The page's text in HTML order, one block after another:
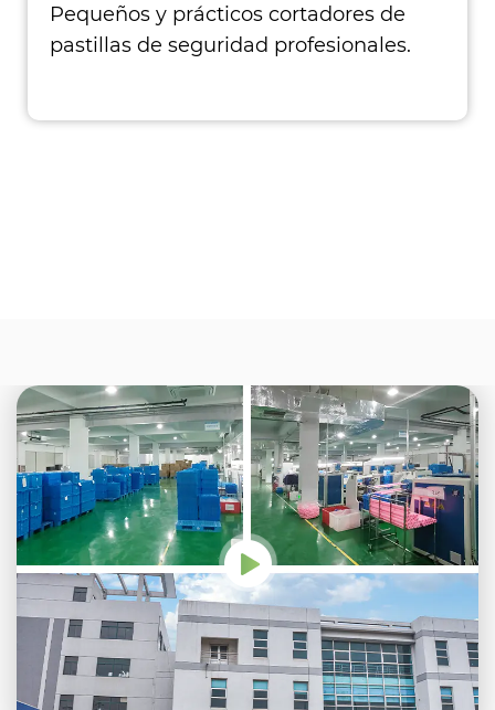
Pequeños y prácticos cortadores de
pastillas de seguridad profesionales.